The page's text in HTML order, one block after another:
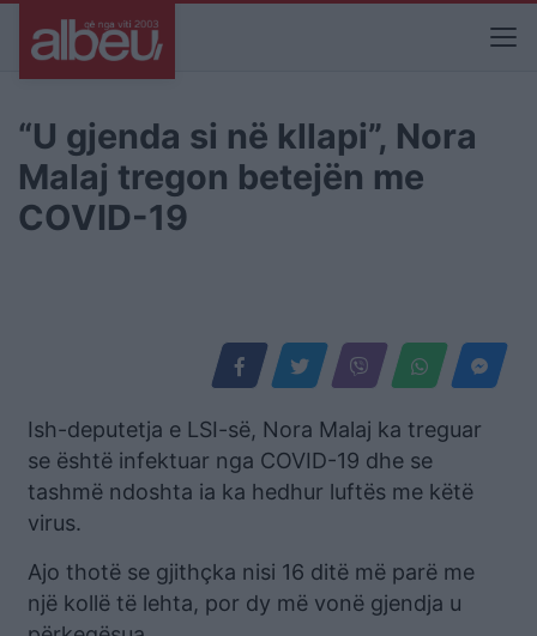
“U gjenda si në kllapi”, Nora
Malaj tregon betejën me
COVID-19
Ish-deputetja e LSI-së, Nora Malaj ka treguar
se është infektuar nga COVID-19 dhe se
tashmë ndoshta ia ka hedhur luftës me këtë
virus.
Ajo thotë se gjithçka nisi 16 ditë më parë me
një kollë të lehta, por dy më vonë gjendja u